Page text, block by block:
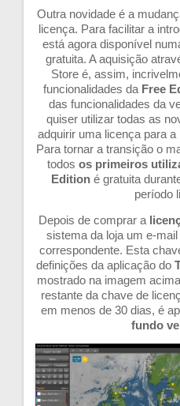
Outra novidade é a
licença. Para facilitar a
está agora disponível
gratuita. A aquisição
Store é, assim,
funcionalidades da Free
das funcionalidades da
quiser utilizar todas as
adquirir uma licença para a
Para tornar a transição o
todos os primeiros
Edition é gratuita
período
Depois de comprar a
sistema da loja um e-
correspondente. Esta
definições da aplicação do
mostrado na imagem
restante da chave de
em menos de 30 dias, é
fundo